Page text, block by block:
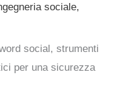
sociale,
social, strumenti
per una sicurezza